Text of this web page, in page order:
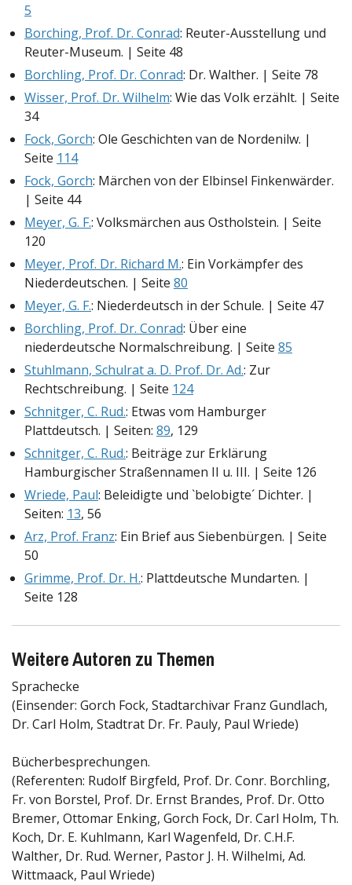
5
Borching, Prof. Dr. Conrad: Reuter-Ausstellung und
Reuter-Museum. | Seite 48
Borchling, Prof. Dr. Conrad: Dr. Walther. | Seite 78
Wisser, Prof. Dr. Wilhelm: Wie das Volk erzählt. | Seite
34
Fock, Gorch: Ole Geschichten van de Nordenilw. |
Seite 114
Fock, Gorch: Märchen von der Elbinsel Finkenwärder.
| Seite 44
Meyer, G. F.: Volksmärchen aus Ostholstein. | Seite
120
Meyer, Prof. Dr. Richard M.: Ein Vorkämpfer des
Niederdeutschen. | Seite 80
Meyer, G. F.: Niederdeutsch in der Schule. | Seite 47
Borchling, Prof. Dr. Conrad: Über eine
niederdeutsche Normalschreibung. | Seite 85
Stuhlmann, Schulrat a. D. Prof. Dr. Ad.: Zur
Rechtschreibung. | Seite 124
Schnitger, C. Rud.: Etwas vom Hamburger
Plattdeutsch. | Seiten: 89, 129
Schnitger, C. Rud.: Beiträge zur Erklärung
Hamburgischer Straßennamen II u. III. | Seite 126
Wriede, Paul: Beleidigte und `belobigte´ Dichter. |
Seiten: 13, 56
Arz, Prof. Franz: Ein Brief aus Siebenbürgen. | Seite
50
Grimme, Prof. Dr. H.: Plattdeutsche Mundarten. |
Seite 128
Weitere Autoren zu Themen
Sprachecke
(Einsender: Gorch Fock, Stadtarchivar Franz Gundlach,
Dr. Carl Holm, Stadtrat Dr. Fr. Pauly, Paul Wriede)
Bücherbesprechungen.
(Referenten: Rudolf Birgfeld, Prof. Dr. Conr. Borchling,
Fr. von Borstel, Prof. Dr. Ernst Brandes, Prof. Dr. Otto
Bremer, Ottomar Enking, Gorch Fock, Dr. Carl Holm, Th.
Koch, Dr. E. Kuhlmann, Karl Wagenfeld, Dr. C.H.F.
Walther, Dr. Rud. Werner, Pastor J. H. Wilhelmi, Ad.
Wittmaack, Paul Wriede)